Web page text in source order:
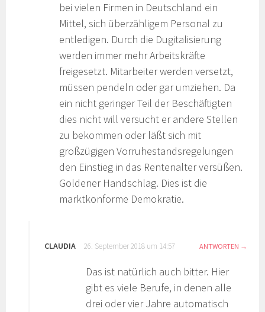
bei vielen Firmen in Deutschland ein
Mittel, sich überzähligem Personal zu
entledigen. Durch die Dugitalisierung
werden immer mehr Arbeitskräfte
freigesetzt. Mitarbeiter werden versetzt,
müssen pendeln oder gar umziehen. Da
ein nicht geringer Teil der Beschäftigten
dies nicht will versucht er andere Stellen
zu bekommen oder läßt sich mit
großzügigen Vorruhestandsregelungen
den Einstieg in das Rentenalter versüßen.
Goldener Handschlag. Dies ist die
marktkonforme Demokratie.
CLAUDIA 26. September 2018 um 14:57 ANTWORTEN
Das ist natürlich auch bitter. Hier
gibt es viele Berufe, in denen alle
drei oder vier Jahre automatisch